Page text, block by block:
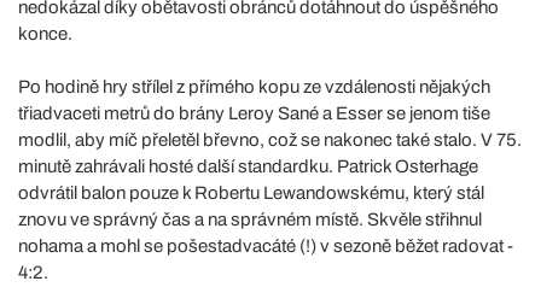
nedokázal díky obětavosti obránců dotáhnout do úspěšného
konce.
Po hodině hry střílel z přímého kopu ze vzdálenosti nějakých
třiadvaceti metrů do brány Leroy Sané a Esser se jenom tiše
modlil, aby míč přeletěl břevno, což se nakonec také stalo. V 75.
minutě zahrávali hosté další standardku. Patrick Osterhage
odvrátil balon pouze k Robertu Lewandowskému, který stál
znovu ve správný čas a na správném místě. Skvěle střihnul
nohama a mohl se pošestadvacáté (!) v sezoně běžet radovat -
4:2.